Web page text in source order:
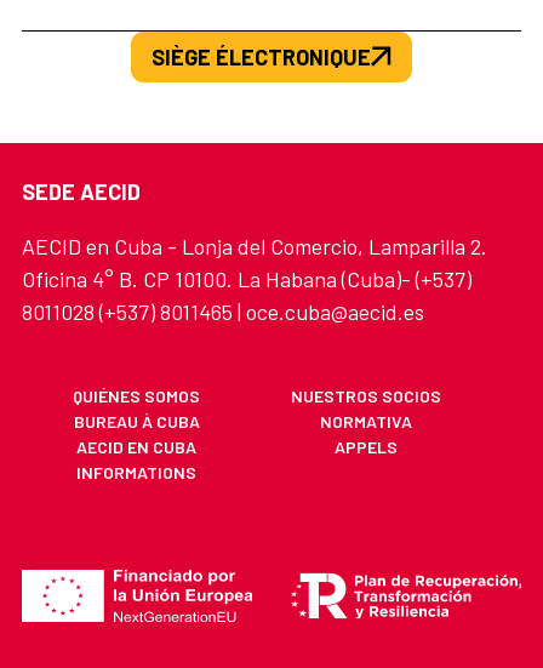
SIÈGE ÉLECTRONIQUE
SEDE AECID
AECID en Cuba - Lonja del Comercio, Lamparilla 2.
Oficina 4° B. CP 10100. La Habana (Cuba)- (+537)
8011028 (+537) 8011465 | oce.cuba@aecid.es
QUIÉNES SOMOS
NUESTROS SOCIOS
BUREAU À CUBA
NORMATIVA
AECID EN CUBA
APPELS
INFORMATIONS